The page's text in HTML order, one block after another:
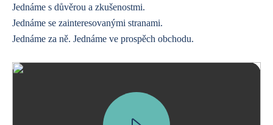
Jednáme s důvěrou a zkušenostmi.
Jednáme se zainteresovanými stranami.
Jednáme za ně. Jednáme ve prospěch obchodu.